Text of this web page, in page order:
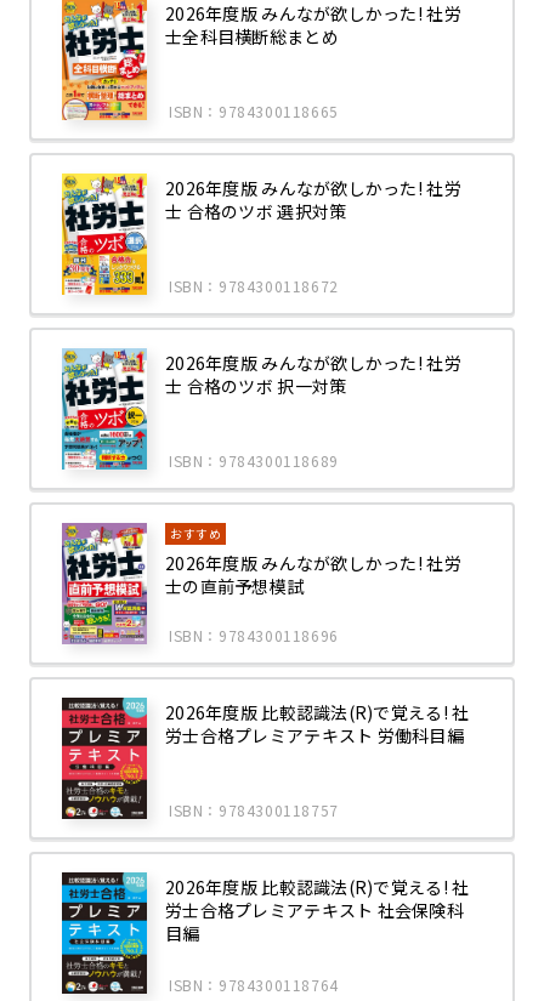
2026年度版 みんなが欲しかった! 社労
士全科目横断総まとめ
ISBN：9784300118665
2026年度版 みんなが欲しかった! 社労
士 合格のツボ 選択対策
ISBN：9784300118672
2026年度版 みんなが欲しかった! 社労
士 合格のツボ 択一対策
ISBN：9784300118689
おすすめ
2026年度版 みんなが欲しかった! 社労
士の直前予想模試
ISBN：9784300118696
2026年度版 比較認識法(R)で覚える! 社
労士合格プレミアテキスト 労働科目編
ISBN：9784300118757
2026年度版 比較認識法(R)で覚える! 社
労士合格プレミアテキスト 社会保険科
目編
ISBN：9784300118764